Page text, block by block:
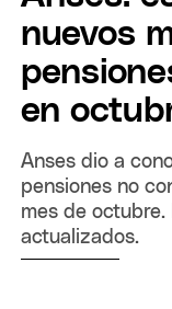
nuevos
en
Anses dio a
pensiones no
mes de octubre.
actualizados.